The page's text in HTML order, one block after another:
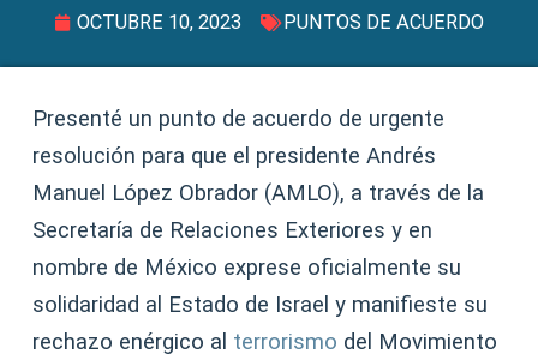
OCTUBRE 10, 2023 PUNTOS DE ACUERDO
Presenté un punto de acuerdo de urgente
resolución para que el presidente Andrés
Manuel López Obrador (AMLO), a través de la
Secretaría de Relaciones Exteriores y en
nombre de México exprese oficialmente su
solidaridad al Estado de Israel y manifieste su
rechazo enérgico al terrorismo del Movimiento